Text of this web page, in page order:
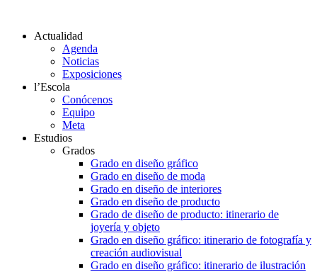
Actualidad
Agenda
Noticias
Exposiciones
l’Escola
Conócenos
Equipo
Meta
Estudios
Grados
Grado en diseño gráfico
Grado en diseño de moda
Grado en diseño de interiores
Grado en diseño de producto
Grado de diseño de producto: itinerario de
joyería y objeto
Grado en diseño gráfico: itinerario de fotografía y
creación audiovisual
Grado en diseño gráfico: itinerario de ilustración